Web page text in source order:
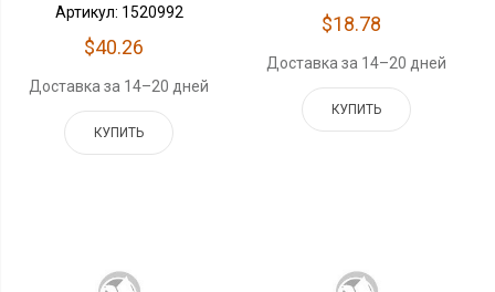
Артикул: 1520992
$40.26
Доставка за 14–20 дней
КУПИТЬ
$18.78
Доставка за 14–20 дней
КУПИТЬ